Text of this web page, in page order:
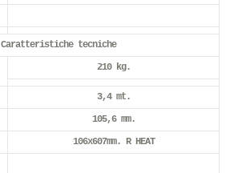
Caratteristiche tecniche
210 kg.
3,4 mt.
105,6 mm.
106x607mm. R HEAT